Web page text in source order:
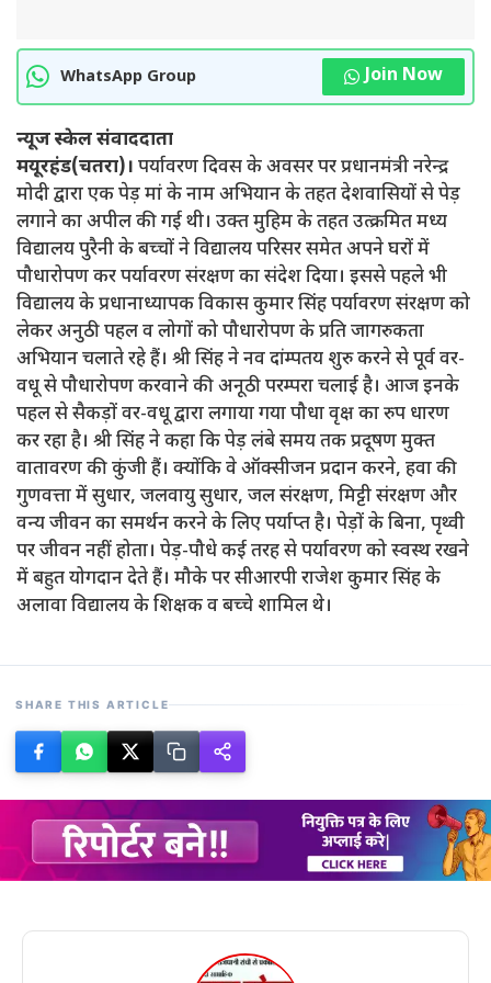
WhatsApp Group Join Now
न्यूज स्केल संवाददाता
मयूरहंड(चतरा)। पर्यावरण दिवस के अवसर पर प्रधानमंत्री नरेन्द्र
मोदी द्वारा एक पेड़ मां के नाम अभियान के तहत देशवासियों से पेड़
लगाने का अपील की गई थी। उक्त मुहिम के तहत उत्क्रमित मध्य
विद्यालय पुरैनी के बच्चों ने विद्यालय परिसर समेत अपने घरों में
पौधारोपण कर पर्यावरण संरक्षण का संदेश दिया। इससे पहले भी
विद्यालय के प्रधानाध्यापक विकास कुमार सिंह पर्यावरण संरक्षण को
लेकर अनुठी पहल व लोगों को पौधारोपण के प्रति जागरुकता
अभियान चलाते रहे हैं। श्री सिंह ने नव दांम्पतय शुरु करने से पूर्व वर-
वधू से पौधारोपण करवाने की अनूठी परम्परा चलाई है। आज इनके
पहल से सैकड़ों वर-वधू द्वारा लगाया गया पौधा वृक्ष का रुप धारण
कर रहा है। श्री सिंह ने कहा कि पेड़ लंबे समय तक प्रदूषण मुक्त
वातावरण की कुंजी हैं। क्योंकि वे ऑक्सीजन प्रदान करने, हवा की
गुणवत्ता में सुधार, जलवायु सुधार, जल संरक्षण, मिट्टी संरक्षण और
वन्य जीवन का समर्थन करने के लिए पर्याप्त है। पेड़ों के बिना, पृथ्वी
पर जीवन नहीं होता। पेड़-पौधे कई तरह से पर्यावरण को स्वस्थ रखने
में बहुत योगदान देते हैं। मौके पर सीआरपी राजेश कुमार सिंह के
अलावा विद्यालय के शिक्षक व बच्चे शामिल थे।
SHARE THIS ARTICLE